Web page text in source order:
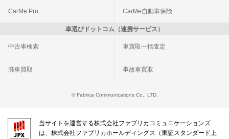
CarMe Pro CarMe自動車保険
車選びドットコム（連携サービス）
中古車検索 車買取一括査定
廃車買取 事故車買取
© Fabrica Communications Co., LTD.
当サイトを運営する株式会社ファブリカコミュニケーションズ
は、株式会社ファブリカホールディングス（東証スタンダード上